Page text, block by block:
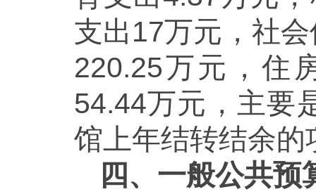
支出17万元，社
220.25万元，住
54.44万元，主要
馆上年结转结余
四、一般公共预